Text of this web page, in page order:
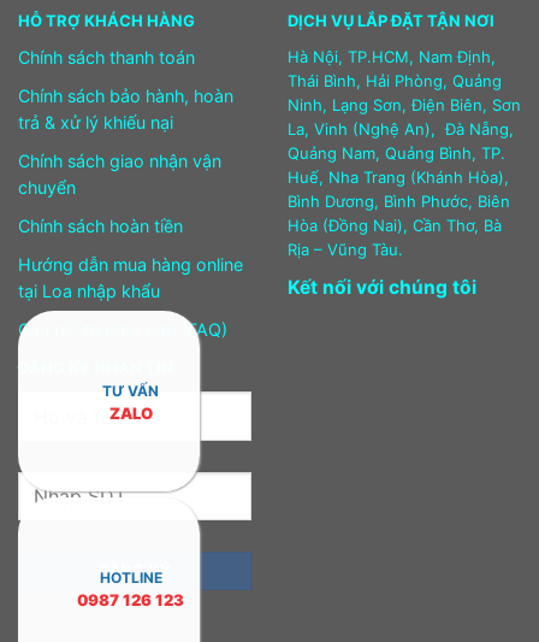
HỖ TRỢ KHÁCH HÀNG
Chính sách thanh toán
Chính sách bảo hành, hoàn
trả & xử lý khiếu nại
Chính sách giao nhận vận
chuyển
Chính sách hoàn tiền
Hướng dẫn mua hàng online
tại Loa nhập khẩu
Câu hỏi thường gặp (FAQ)
DỊCH VỤ LẮP ĐẶT TẬN NƠI
Hà Nội, TP.HCM, Nam Định,
Thái Bình, Hải Phòng, Quảng
Ninh, Lạng Sơn, Điện Biên, Sơn
La, Vinh (Nghệ An), Đà Nẵng,
Quảng Nam, Quảng Bình, TP.
Huế, Nha Trang (Khánh Hòa),
Bình Dương, Bình Phước, Biên
Hòa (Đồng Nai), Cần Thơ, Bà
Rịa – Vũng Tàu.
Kết nối với chúng tôi
TƯ VẤN
ZALO
HOTLINE
0987 126 123